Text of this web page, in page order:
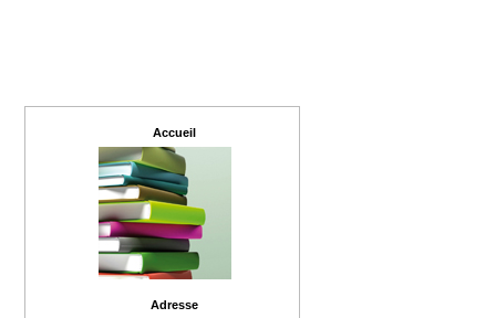
Accueil
Adresse